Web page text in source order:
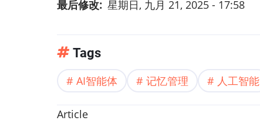
最后修改 星期日, 九月 21, 2025 - 17:58
Tags
AI智能体 记忆管理 人工智能
Article